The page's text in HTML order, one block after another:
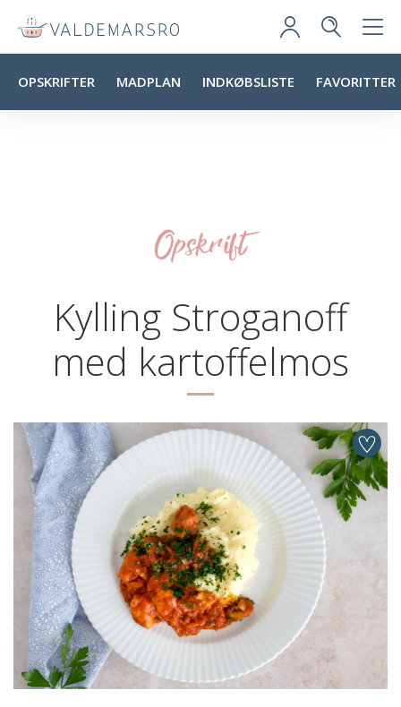
OPSKRIFTER MADPLAN INDKØBSLISTE FAVORITTER
Opskrift
Kylling Stroganoff
med kartoffelmos